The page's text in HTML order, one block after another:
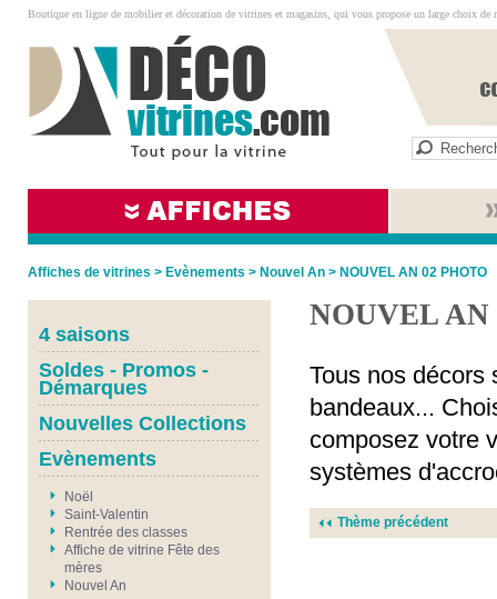
Boutique en ligne de mobilier et décoration de vitrines et magasins, qui vous propose un large choix de
Affiches de vitrines > Evènements > Nouvel An > NOUVEL AN 02 PHOTO
4 saisons
Soldes - Promos -
Démarques
Nouvelles Collections
Evènements
Noël
Saint-Valentin
Rentrée des classes
Affiche de vitrine Fête des
mères
Nouvel An
NOUVEL AN
Tous nos décors
bandeaux...
composez votre
systèmes
Thème précédent